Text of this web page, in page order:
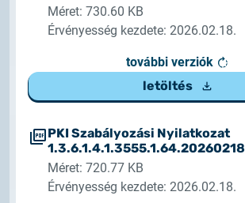
Méret: 730.60 KB
Érvényesség kezdete: 2026.02.18.
további verziók
letöltés
PKI Szabályozási Nyilatkozat
1.3.6.1.4.1.3555.1.64.20260218
Méret: 720.77 KB
Érvényesség kezdete: 2026.02.18.